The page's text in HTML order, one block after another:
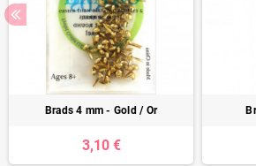
Brads 4 mm - Gold / Or
3,10 €